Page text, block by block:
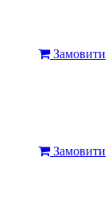
Замовити
Замовити